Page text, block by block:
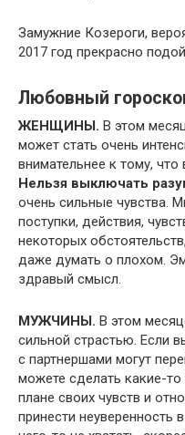
Замужние Козероги,
2017 год прекрасно
Любовный
ЖЕНЩИНЫ. В этом
может стать очень
внимательнее к тому, что
Нельзя выключать
очень сильные чувства.
поступки, действия,
некоторых
даже думать о плохом.
здравый смысл.
МУЖЧИНЫ. В этом
сильной страстью. Если
с партнершами могут
можете сделать какие-
плане своих чувств и
принести неуверенность